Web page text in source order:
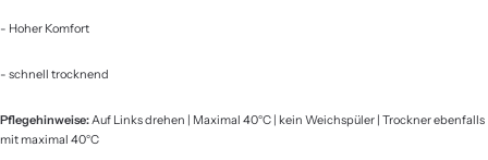
- Hoher Komfort
- schnell trocknend
Pflegehinweise: Auf Links drehen | Maximal 40°C | kein Weichspüler | Trockner ebenfalls
mit maximal 40°C